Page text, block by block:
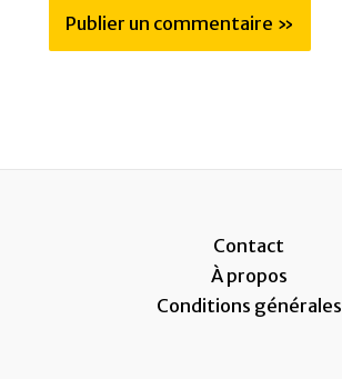
Contact
À propos
Conditions générales